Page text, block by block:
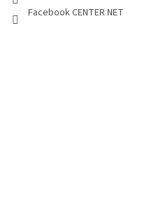
Facebook CENTER NET